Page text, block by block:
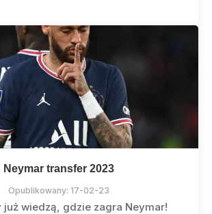
Neymar transfer 2023
Opublikowany: 17-02-23
już wiedzą, gdzie zagra Neymar!